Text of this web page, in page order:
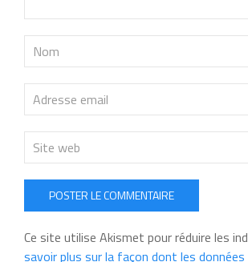
POSTER LE COMMENTAIRE
Ce site utilise Akismet pour réduire les
savoir plus sur la façon dont les